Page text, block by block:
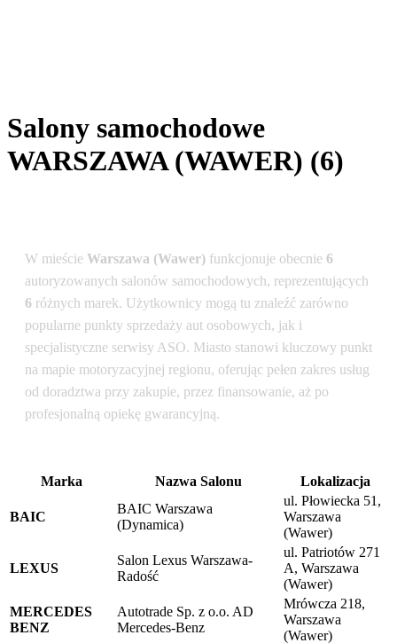
Salony samochodowe
WARSZAWA (WAWER) (6)
W mieście Warszawa (Wawer) funkcjonuje obecnie 6
autoryzowanych salonów samochodowych, reprezentujących
6 różnych marek. Użytkownicy mogą tu znaleźć zarówno
popularne punkty sprzedaży aut osobowych, jak i
specjalistyczne serwisy ASO. Miasto stanowi kluczowy punkt
na mapie motoryzacyjnej regionu, oferując pełen zakres usług
od doradztwa przy zakupie, przez finansowanie, aż po
profesjonalną opiekę gwarancyjną.
Marka Nazwa Salonu Lokalizacja
BAIC
BAIC Warszawa
(Dynamica)
ul. Płowiecka 51,
Warszawa
(Wawer)
LEXUS
Salon Lexus Warszawa-
Radość
ul. Patriotów 271
A, Warszawa
(Wawer)
MERCEDES
BENZ
Autotrade Sp. z o.o. AD
Mercedes-Benz
Mrówcza 218,
Warszawa
(Wawer)